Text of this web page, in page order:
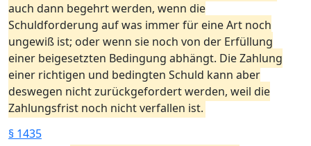
auch dann begehrt werden, wenn die
Schuldforderung auf was immer für eine Art noch
ungewiß ist; oder wenn sie noch von der Erfüllung
einer beigesetzten Bedingung abhängt. Die Zahlung
einer richtigen und bedingten Schuld kann aber
deswegen nicht zurückgefordert werden, weil die
Zahlungsfrist noch nicht verfallen ist.
§ 1435